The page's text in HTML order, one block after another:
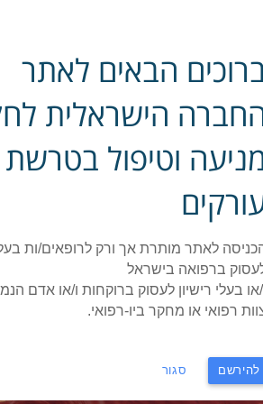
בישראל - החברה
Prevention and
הנחיות אבחון וטיפול
הבאים לאתר
הישראלית
וטיפול בטרשת
לאתר מותרת אך ורק לרופאים/ות בעלי
ברפואה בישראל
או בעלי רישיון לעסוק ברוקחות ו/או אדם
רפואי או מחקר ביו-רפואי.
להירשם סגור